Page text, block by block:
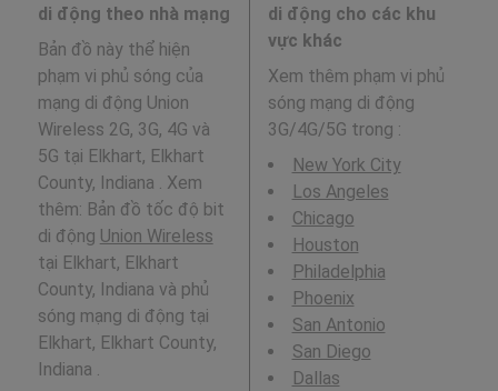
di động theo nhà mạng
Bản đồ này thể hiện
phạm vi phủ sóng của
mạng di động Union
Wireless 2G, 3G, 4G và
5G tại Elkhart, Elkhart
County, Indiana . Xem
thêm: Bản đồ tốc độ bit
di động Union Wireless
tại Elkhart, Elkhart
County, Indiana và phủ
sóng mạng di động tại
Elkhart, Elkhart County,
Indiana .
di động cho các khu
vực khác
Xem thêm phạm vi phủ
sóng mạng di động
3G/4G/5G trong :
New York City
Los Angeles
Chicago
Houston
Philadelphia
Phoenix
San Antonio
San Diego
Dallas